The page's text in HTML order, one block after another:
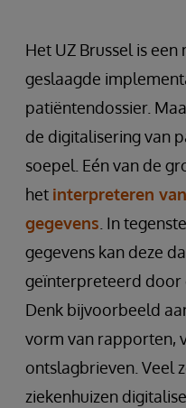
Het UZ Brussel is
geslaagde
patiëntendossier.
de digitalisering van
soepel. Eén van de
het interpreteren
gegevens . In
gegevens kan deze
geïnterpreteerd door
Denk bijvoorbeeld
vorm van rapporten,
ontslagbrieven. Veel
ziekenhuizen